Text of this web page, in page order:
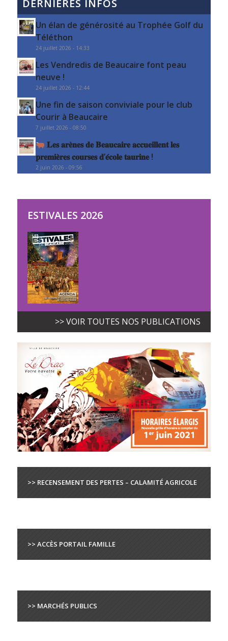
DERNIÈRES INFOS
Un élan de générosité au Trophée Golf du
Téléthon
24 juillet 2026 - 14:33
Les Vendredis de Beaucaire font peau
neuve !
24 juillet 2026 - 12:44
Une fin de saison conviviale pour le club
Courir à Beaucaire
7 juillet 2026 - 08:50
𝐋𝐞𝐬 𝐚𝐫𝐞̀𝐧𝐞𝐬 𝐝𝐞 𝐁𝐞𝐚𝐮𝐜𝐚𝐢𝐫𝐞 𝐚𝐜𝐜𝐮𝐞𝐢𝐥𝐥𝐞𝐧𝐭 𝐥𝐞𝐬
𝐩𝐫𝐞𝐦𝐢𝐞̀𝐫𝐞𝐬 𝐜𝐨𝐮𝐫𝐬𝐞𝐬 𝐝’𝐞́𝐜𝐨𝐥𝐞 𝐭𝐚𝐮𝐫𝐢𝐧𝐞 !
2 juin 2026 - 09:56
ESTIVALES 2026
>> VOIR TOUTES NOS PUBLICATIONS
>> RECENSEMENT DES PERTES – CALAMITÉ AGRICOLE
>> ACCÈS PORTAIL FAMILLE
>> MARCHÉS PUBLICS